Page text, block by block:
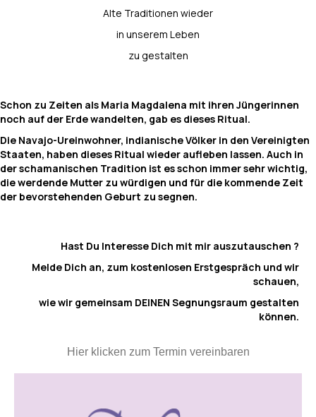
Alte Traditionen wieder
in unserem Leben
zu gestalten
Schon zu Zeiten als Maria Magdalena mit ihren Jüngerinnen
noch auf der Erde wandelten, gab es dieses Ritual.
Die Navajo-Ureinwohner, indianische Völker in den Vereinigten
Staaten, haben dieses Ritual wieder aufleben lassen. Auch in
der schamanischen Tradition ist es schon immer sehr wichtig,
die werdende Mutter zu würdigen und für die kommende Zeit
der bevorstehenden Geburt zu segnen.
Hast Du Interesse Dich mit mir auszutauschen ?
Melde Dich an, zum kostenlosen Erstgespräch und wir
schauen,
wie wir gemeinsam DEINEN Segnungsraum gestalten
können.
Hier klicken zum Termin vereinbaren